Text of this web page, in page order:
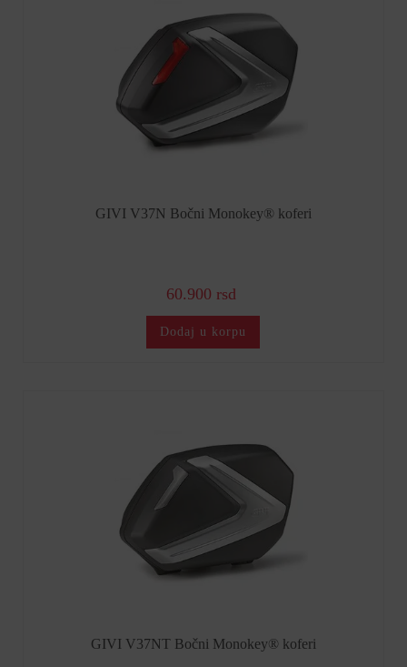
GIVI V37N Bočni Monokey® koferi
60.900 rsd
Dodaj u korpu
GIVI V37NT Bočni Monokey® koferi